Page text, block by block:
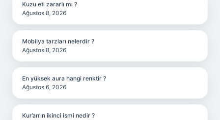
Kuzu eti zararlı mı ?
Ağustos 8, 2026
Mobilya tarzları nelerdir ?
Ağustos 8, 2026
En yüksek aura hangi renktir ?
Ağustos 6, 2026
Kur’an’ın ikinci ismi nedir ?